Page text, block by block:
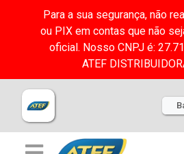
Para a sua segurança, não
ou PIX em contas que não
oficial. Nosso CNPJ é:
ATEF